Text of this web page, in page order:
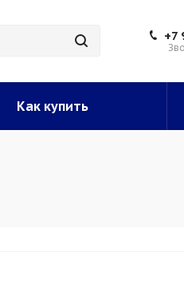
+7
Как купить